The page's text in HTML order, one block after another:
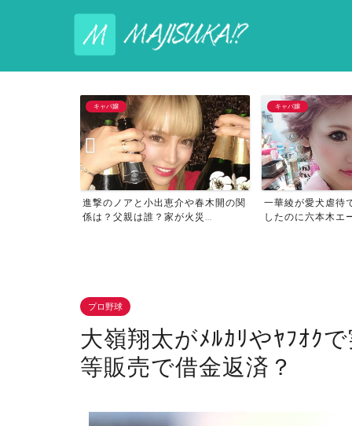
キャバ嬢
一華綾が愛犬虐待で炎上動画！整形
したのに六本木エース東京...
芸能人以外
春木開は何者か？
産や学歴は？小出
プロ野球
大嶺翔太がﾒﾙｶﾘやﾔﾌｵｸ
等販売で借金返済？